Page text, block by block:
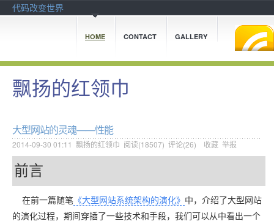
代码改变世界
HOME CONTACT GALLERY
飘扬的红领巾
大型网站的灵魂——性能
2014-09-30 01:11 飘扬的红领巾 阅读(18507) 评论(26) 收藏 举报
前言
在前一篇随笔 《大型网站系统架构的演化》 中，介绍了大型网站
的演化过程，期间穿插了一些技术和手段，我们可以从中看出一个